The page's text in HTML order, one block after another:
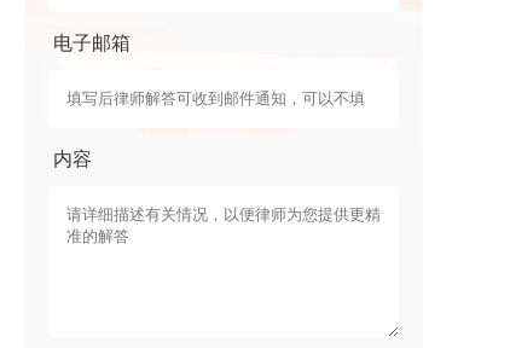
电子邮箱
内容